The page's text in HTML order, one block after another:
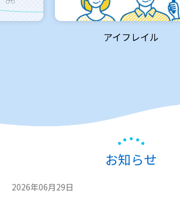
アイフレイル
お知らせ
2026年06月29日